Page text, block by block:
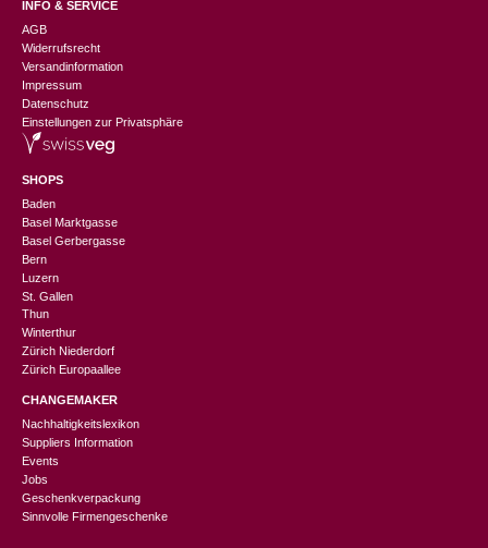
INFO & SERVICE
AGB
Widerrufsrecht
Versandinformation
Impressum
Datenschutz
Einstellungen zur Privatsphäre
SHOPS
Baden
Basel Marktgasse
Basel Gerbergasse
Bern
Luzern
St. Gallen
Thun
Winterthur
Zürich Niederdorf
Zürich Europaallee
CHANGEMAKER
Nachhaltigkeitslexikon
Suppliers Information
Events
Jobs
Geschenkverpackung
Sinnvolle Firmengeschenke